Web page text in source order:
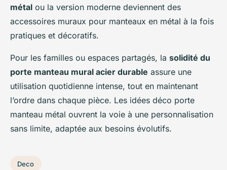
métal ou la version moderne deviennent des
accessoires muraux pour manteaux en métal à la fois
pratiques et décoratifs.
Pour les familles ou espaces partagés, la solidité du
porte manteau mural acier durable assure une
utilisation quotidienne intense, tout en maintenant
l’ordre dans chaque pièce. Les idées déco porte
manteau métal ouvrent la voie à une personnalisation
sans limite, adaptée aux besoins évolutifs.
Deco